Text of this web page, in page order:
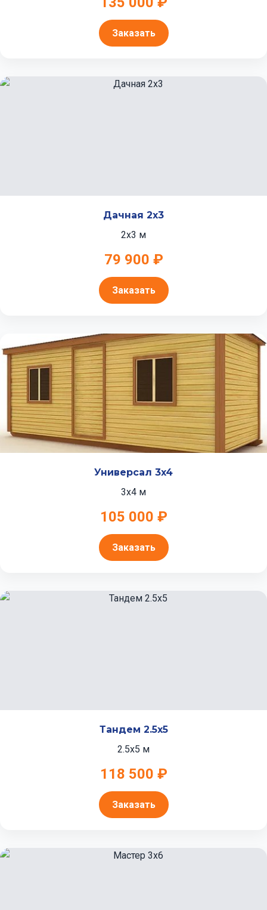
Заказать
Дачная 2x3
2x3 м
79 900 ₽
Заказать
Универсал 3x4
3x4 м
105 000 ₽
Заказать
Тандем 2.5x5
2.5x5 м
118 500 ₽
Заказать